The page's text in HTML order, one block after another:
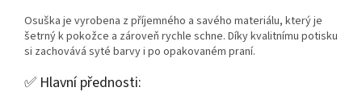
Osuška je vyrobena z příjemného a savého materiálu, který je
šetrný k pokožce a zároveň rychle schne. Díky kvalitnímu potisku
si zachovává syté barvy i po opakovaném praní.
✅ Hlavní přednosti: